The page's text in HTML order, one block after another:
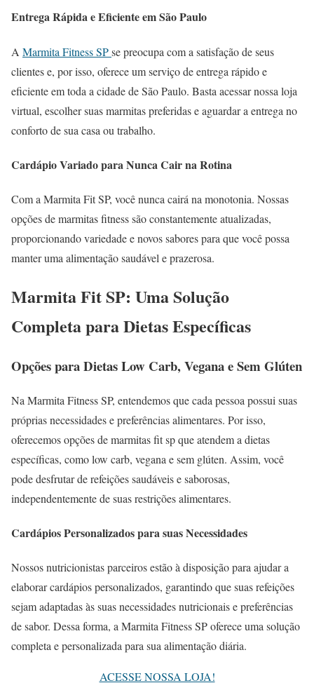
Entrega Rápida e Eficiente em São Paulo
A Marmita Fitness SPse preocupa com a satisfação de seus
clientes e, por isso, oferece um serviço de entrega rápido e
eficiente em toda a cidade de São Paulo. Basta acessar nossa loja
virtual, escolher suas marmitas preferidas e aguardar a entrega no
conforto de sua casa ou trabalho.
Cardápio Variado para Nunca Cair na Rotina
Com a Marmita Fit SP, você nunca cairá na monotonia. Nossas
opções de marmitas fitness são constantemente atualizadas,
proporcionando variedade e novos sabores para que você possa
manter uma alimentação saudável e prazerosa.
Marmita Fit SP: Uma Solução
Completa para Dietas Específicas
Opções para Dietas Low Carb, Vegana e Sem Glúten
Na Marmita Fitness SP, entendemos que cada pessoa possui suas
próprias necessidades e preferências alimentares. Por isso,
oferecemos opções de marmitas fit sp que atendem a dietas
específicas, como low carb, vegana e sem glúten. Assim, você
pode desfrutar de refeições saudáveis e saborosas,
independentemente de suas restrições alimentares.
Cardápios Personalizados para suas Necessidades
Nossos nutricionistas parceiros estão à disposição para ajudar a
elaborar cardápios personalizados, garantindo que suas refeições
sejam adaptadas às suas necessidades nutricionais e preferências
de sabor. Dessa forma, a Marmita Fitness SP oferece uma solução
completa e personalizada para sua alimentação diária.
ACESSE NOSSA LOJA!